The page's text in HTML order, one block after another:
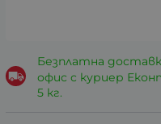
Безплатна
офис с куриер
5 кг.